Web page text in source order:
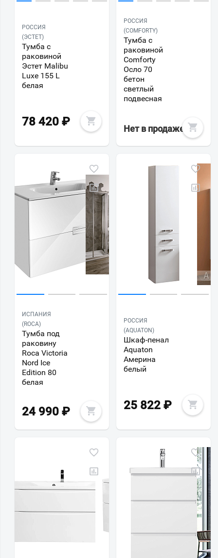
РОССИЯ
(ЭСТЕТ)
Тумба с
раковиной
Эстет Malibu
Luxe 155 L
белая
78 420 ₽
РОССИЯ
(COMFORTY)
Тумба с
раковиной
Comforty
Осло 70
бетон
светлый
подвесная
Нет в продаже
ИСПАНИЯ
(ROCA)
Тумба под
раковину
Roca Victoria
Nord Ice
Edition 80
белая
24 990 ₽
РОССИЯ
(AQUATON)
Шкаф-пенал
Aquaton
Америна
белый
25 822 ₽